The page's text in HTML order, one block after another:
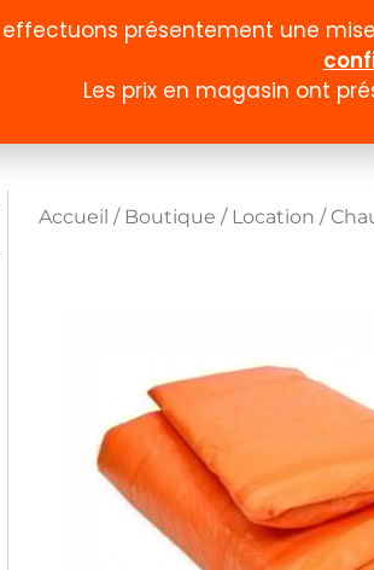
À propos Boutique
Accueil / Boutique / Location /
effectuons présentement une
Les prix en magasin ont